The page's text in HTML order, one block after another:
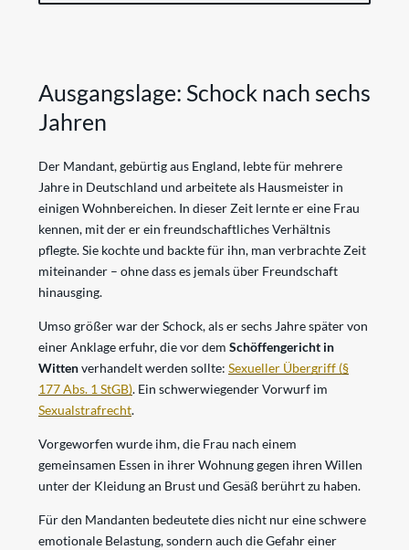
Ausgangslage: Schock nach sechs
Jahren
Der Mandant, gebürtig aus England, lebte für mehrere
Jahre in Deutschland und arbeitete als Hausmeister in
einigen Wohnbereichen. In dieser Zeit lernte er eine Frau
kennen, mit der er ein freundschaftliches Verhältnis
pflegte. Sie kochte und backte für ihn, man verbrachte Zeit
miteinander – ohne dass es jemals über Freundschaft
hinausging.
Umso größer war der Schock, als er sechs Jahre später von
einer Anklage erfuhr, die vor dem Schöffengericht in
Wittenverhandelt werden sollte: Sexueller Übergriff (§
177 Abs. 1 StGB). Ein schwerwiegender Vorwurf im
Sexualstrafrecht.
Vorgeworfen wurde ihm, die Frau nach einem
gemeinsamen Essen in ihrer Wohnung gegen ihren Willen
unter der Kleidung an Brust und Gesäß berührt zu haben.
Für den Mandanten bedeutete dies nicht nur eine schwere
emotionale Belastung, sondern auch die Gefahr einer